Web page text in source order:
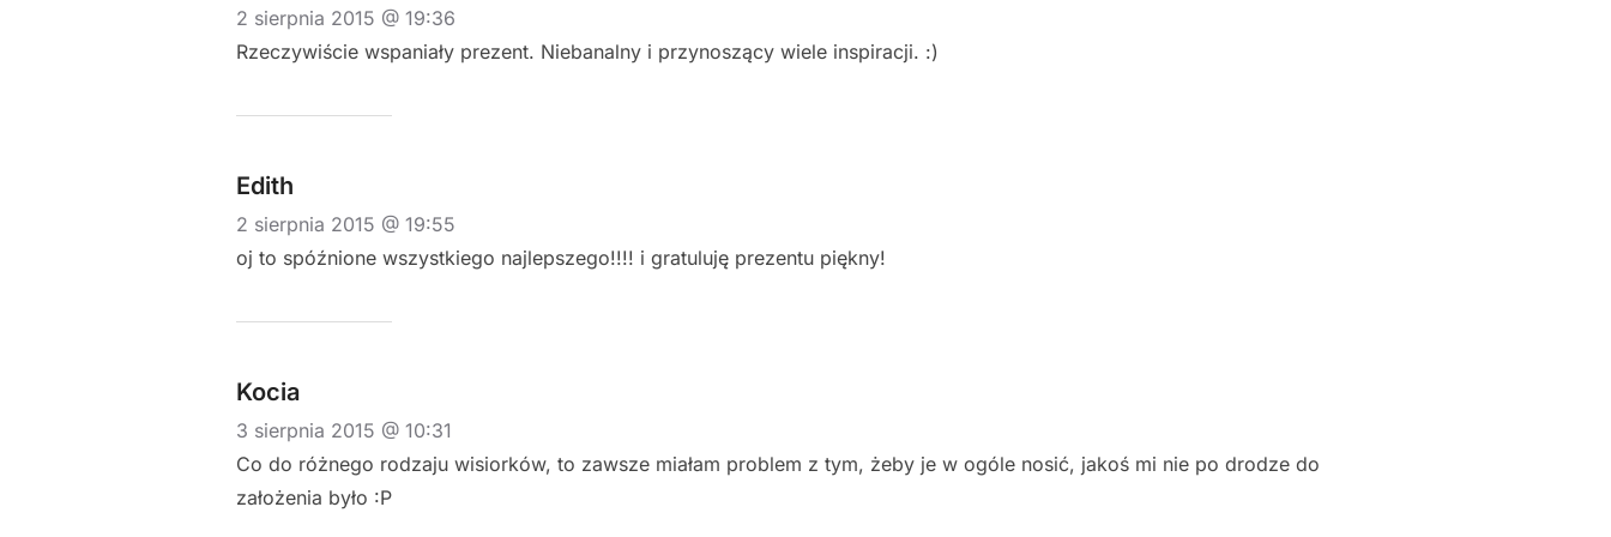
2 sierpnia 2015 @ 19:36
Rzeczywiście wspaniały prezent. Niebanalny i przynoszący wiele inspiracji. :)
Edith
2 sierpnia 2015 @ 19:55
oj to spóźnione wszystkiego najlepszego!!!! i gratuluję prezentu piękny!
Kocia
3 sierpnia 2015 @ 10:31
Co do różnego rodzaju wisiorków, to zawsze miałam problem z tym, żeby je w ogóle nosić, jakoś mi nie po drodze do
założenia było :P